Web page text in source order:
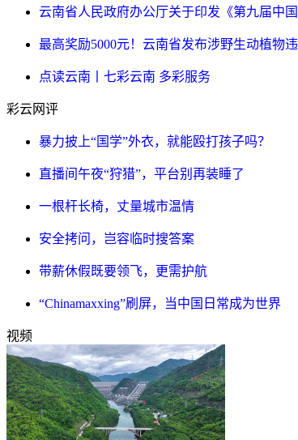
云南省人民政府办公厅关于印发《第九届中国
最高奖励5000元！云南省发布涉野生动植物违
点读云南丨七彩云南 多彩服务
彩云网评
暴力披上“国学”外衣，就能殴打孩子吗？
直播间午夜“狩猎”，平台别再装睡了
一根杆长椅，丈量城市温情
安全拷问，岂容临时搜答案
带薪休假既要领飞，更需护航
“Chinamaxxing”刷屏，当中国日常成为世界
视频